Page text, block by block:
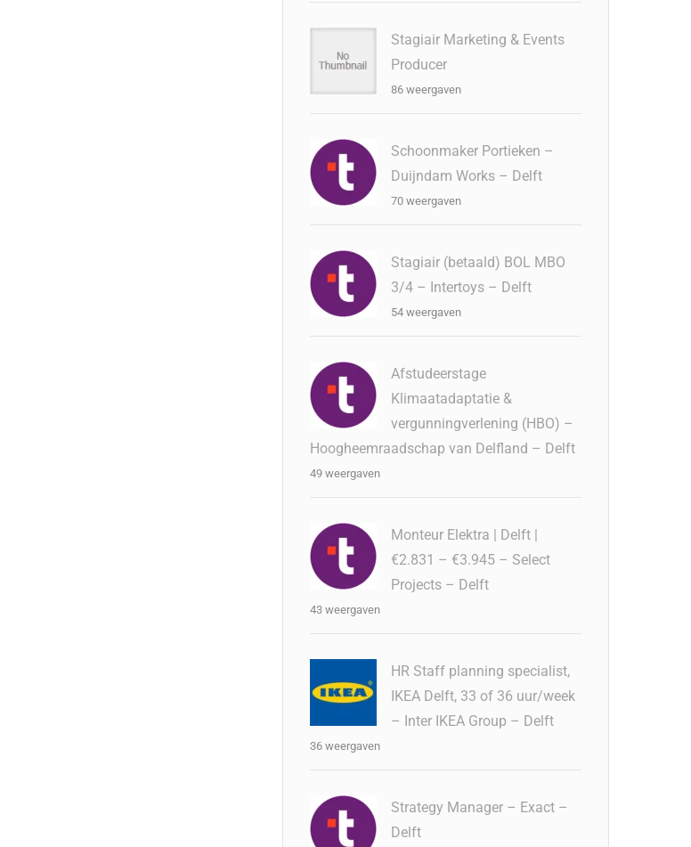
Stagiair Marketing & Events
Producer
86 weergaven
Schoonmaker Portieken –
Duijndam Works – Delft
70 weergaven
Stagiair (betaald) BOL MBO
3/4 – Intertoys – Delft
54 weergaven
Afstudeerstage
Klimaatadaptatie &
vergunningverlening (HBO) –
Hoogheemraadschap van Delfland – Delft
49 weergaven
Monteur Elektra | Delft |
€2.831 – €3.945 – Select
Projects – Delft
43 weergaven
HR Staff planning specialist,
IKEA Delft, 33 of 36 uur/week
– Inter IKEA Group – Delft
36 weergaven
Strategy Manager – Exact –
Delft